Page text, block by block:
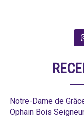
Notre-Dame de
Ophain Bois